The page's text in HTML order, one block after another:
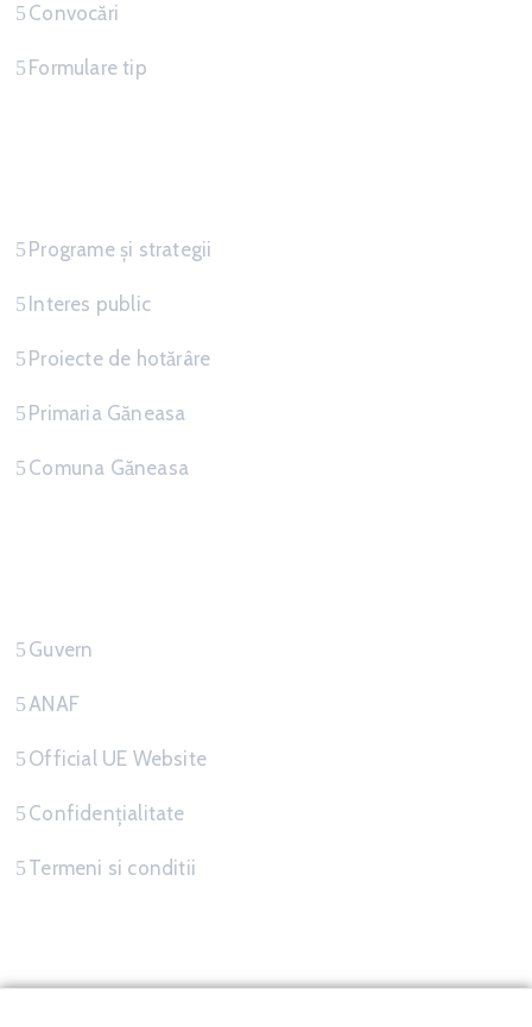
Convocări
Formulare tip
Programe și strategii
Interes public
Proiecte de hotărâre
Primaria Găneasa
Comuna Găneasa
Guvern
ANAF
Official UE Website
Confidențialitate
Termeni si conditii